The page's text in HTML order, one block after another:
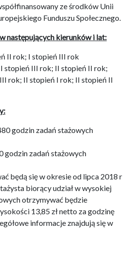
ze środków Unii
Funduszu Społecznego.
następujących kierunków i lat:
II rok; I stopień III rok
stopień III rok; II stopień II rok;
rok; II stopień I rok; II stopień II
godzin zadań stażowych
godzin zadań stażowych
będą się w okresie od lipca 2018 r
biorący udział w wysokiej
otrzymywać będzie
13,85 zł netto za godzinę
informacje znajdują się w